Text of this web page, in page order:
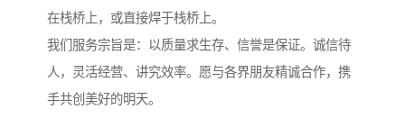
在栈桥上，或直接焊于栈桥上。
我们服务宗旨是：以质量求生存、信誉是保证。诚信待
人，灵活经营、讲究效率。愿与各界朋友精诚合作，携
手共创美好的明天。